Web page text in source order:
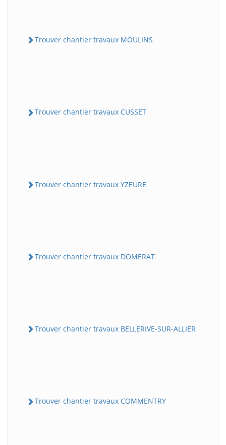
Trouver chantier travaux MOULINS
Trouver chantier travaux CUSSET
Trouver chantier travaux YZEURE
Trouver chantier travaux DOMERAT
Trouver chantier travaux BELLERIVE-SUR-ALLIER
Trouver chantier travaux COMMENTRY